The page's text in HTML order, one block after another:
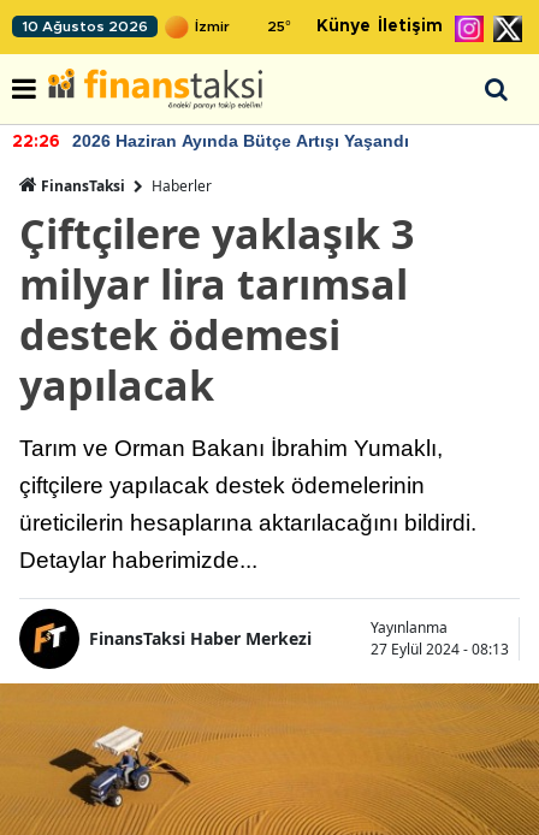
10 Ağustos 2026 25° Künye İletişim
22:26 2026 Haziran Ayında Bütçe Artışı Yaşandı
FinansTaksi Haberler
Çiftçilere yaklaşık 3
milyar lira tarımsal
destek ödemesi
yapılacak
Tarım ve Orman Bakanı İbrahim Yumaklı,
çiftçilere yapılacak destek ödemelerinin
üreticilerin hesaplarına aktarılacağını bildirdi.
Detaylar haberimizde...
FinansTaksi Haber Merkezi
Yayınlanma
27 Eylül 2024 - 08:13